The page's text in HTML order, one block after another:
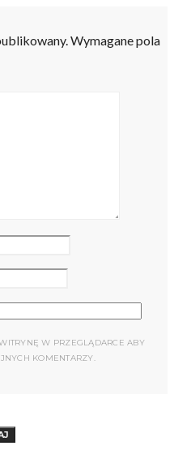
Wymagane pola
W PRZEGLĄDARCE ABY
KOMENTARZY.